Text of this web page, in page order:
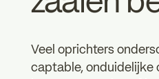
Veel oprichters
captable, onduidelijke